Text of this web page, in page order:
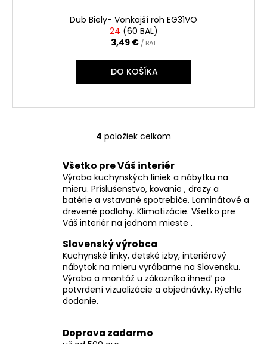
Dub Biely- Vonkajší roh EG31VO
24 (60 BAL)
3,49 € / BAL
DO KOŠÍKA
O
l
á
d
a
c
e
p
r
v
ý
4 položiek celkom
Všetko pre Váš interiér
Výroba kuchynských liniek a nábytku na
mieru. Príslušenstvo, kovanie , drezy a
batérie a vstavané spotrebiče. Laminátové a
drevené podlahy. Klimatizácie. Všetko pre
Váš interiér na jednom mieste .
Slovenský výrobca
Kuchynské linky, detské izby, interiérový
nábytok na mieru vyrábame na Slovensku.
Výroba a montáž u zákazníka ihneď po
potvrdení vizualizácie a objednávky. Rýchle
dodanie.
Doprava zadarmo